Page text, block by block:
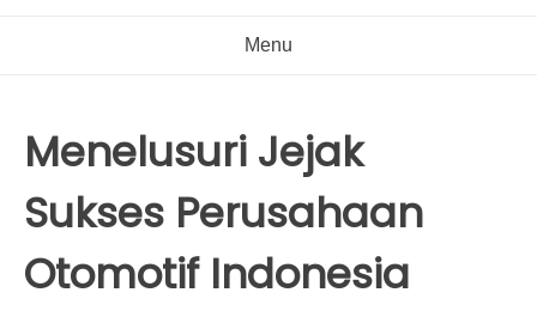
Menu
Menelusuri Jejak
Sukses Perusahaan
Otomotif Indonesia